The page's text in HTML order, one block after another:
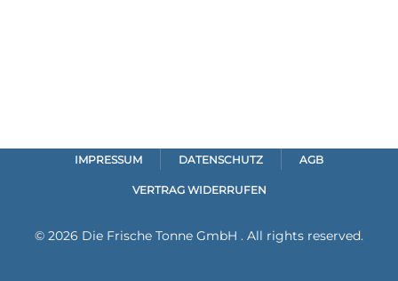
IMPRESSUM DATENSCHUTZ AGB
VERTRAG WIDERRUFEN
© 2026 Die Frische Tonne GmbH . All rights reserved.